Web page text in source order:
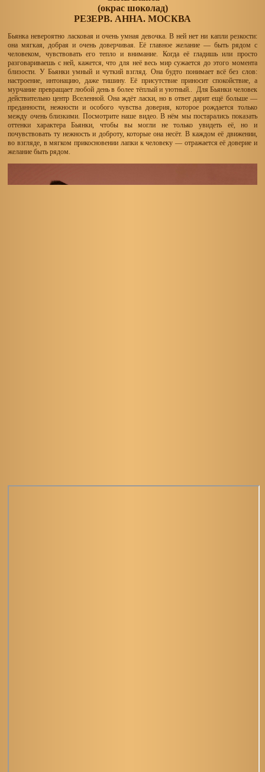
(окрас шоколад)
РЕЗЕРВ. АННА. МОСКВА
Бьянка невероятно ласковая и очень умная девочка. В ней нет ни капли резкости:
она мягкая, добрая и очень доверчивая. Её главное желание — быть рядом с
человеком, чувствовать его тепло и внимание. Когда её гладишь или просто
разговариваешь с ней, кажется, что для неё весь мир сужается до этого момента
близости. У Бьянки умный и чуткий взгляд. Она будто понимает всё без слов:
настроение, интонацию, даже тишину. Её присутствие приносит спокойствие, а
мурчание превращает любой день в более тёплый и уютный.. Для Бьянки человек
действительно центр Вселенной. Она ждёт ласки, но в ответ дарит ещё больше —
преданности, нежности и особого чувства доверия, которое рождается только
между очень близкими. Посмотрите наше видео. В нём мы постарались показать
оттенки характера Бьянки, чтобы вы могли не только увидеть её, но и
почувствовать ту нежность и доброту, которые она несёт. В каждом её движении,
во взгляде, в мягком прикосновении лапки к человеку — отражается её доверие и
желание быть рядом.